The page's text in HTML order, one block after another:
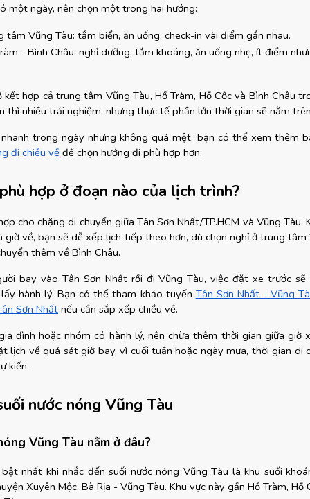
một ngày, nên chọn một trong hai hướng:
tâm Vũng Tàu: tắm biển, ăn uống, check-in vài điểm gần nhau.
- Bình Châu: nghỉ dưỡng, tắm khoáng, ăn uống nhẹ, ít điểm
kết hợp cả trung tâm Vũng Tàu, Hồ Tràm, Hồ Cốc và Bình Châu
thì nhiều trải nghiệm, nhưng thực tế phần lớn thời gian sẽ nằm
trong ngày nhưng không quá mệt, bạn có thể xem thêm
đi chiều về để chọn hướng đi phù hợp hơn.
hợp ở đoạn nào của lịch trình?
cho chặng di chuyển giữa Tân Sơn Nhất/TP.HCM và Vũng Tàu.
giờ về, bạn sẽ dễ xếp lịch tiếp theo hơn, dù chọn nghỉ ở trung tâm
thêm về Bình Châu.
bay vào Tân Sơn Nhất rồi đi Vũng Tàu, việc đặt xe trước
hành lý. Bạn có thể tham khảo tuyến Tân Sơn Nhất - Vũng
Sơn Nhất nếu cần sắp xếp chiều về.
đình hoặc nhóm có hành lý, nên chừa thêm thời gian giữa giờ
lịch về quá sát giờ bay, vì cuối tuần hoặc ngày mưa, thời gian di
kiến.
nước nóng Vũng Tàu
Vũng Tàu nằm ở đâu?
nhất khi nhắc đến suối nước nóng Vũng Tàu là khu suối
Xuyên Mộc, Bà Rịa - Vũng Tàu. Khu vực này gần Hồ Tràm, Hồ